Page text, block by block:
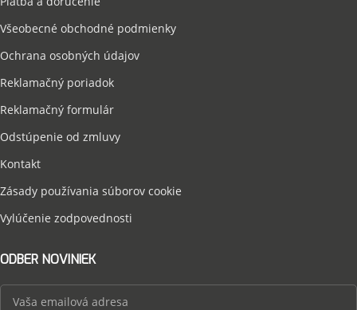
Všeobecné obchodné podmienky
Ochrana osobných údajov
Reklamačný poriadok
Reklamačný formulár
Odstúpenie od zmluvy
Kontakt
Zásady používania súborov cookie
Vylúčenie zodpovednosti
ODBER NOVINIEK